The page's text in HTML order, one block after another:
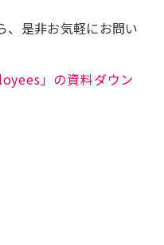
、是非お気軽にお問い
」の資料ダウン